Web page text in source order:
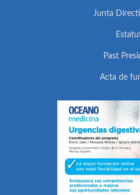
Junta
Past
Acta de